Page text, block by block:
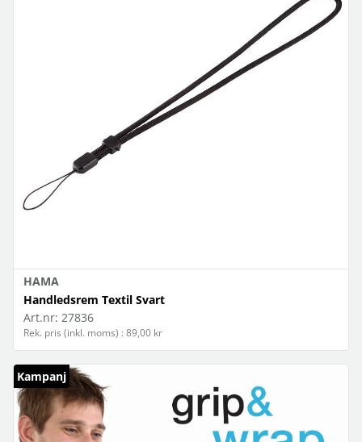
HAMA
Handledsrem Textil Svart
Art.nr: 27836
Rek. pris (inkl. moms) : 89,00 kr
Kampanj